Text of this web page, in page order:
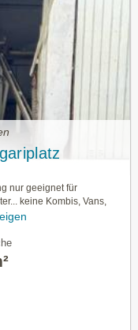
nur geeignet für
keine Kombis, Vans,